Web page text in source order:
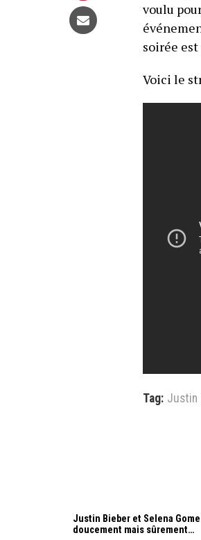
voulu
soirée
Voici le
Tag: Justin
Justin Bieber et Selena
doucement mais sûrement…